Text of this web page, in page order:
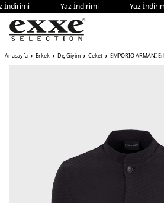
- Yaz İndirimi - Yaz
Anasayfa Erkek Dış Giyim Ceket EMPORIO ARMANI